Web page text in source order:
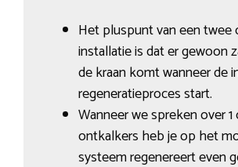
Het pluspunt van een twee
installatie is dat er gewoon
de kraan komt wanneer de
regeneratieproces start.
Wanneer we spreken over 1
ontkalkers heb je op het
systeem regenereert even